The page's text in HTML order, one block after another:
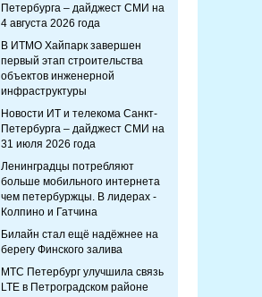
Петербурга – дайджест СМИ на
4 августа 2026 года
В ИТМО Хайпарк завершен
первый этап строительства
объектов инженерной
инфраструктуры
Новости ИТ и телекома Санкт-
Петербурга – дайджест СМИ на
31 июля 2026 года
Ленинградцы потребляют
больше мобильного интернета
чем петербуржцы. В лидерах -
Колпино и Гатчина
Билайн стал ещё надёжнее на
берегу Финского залива
МТС Петербург улучшила связь
LTE в Петроградском районе